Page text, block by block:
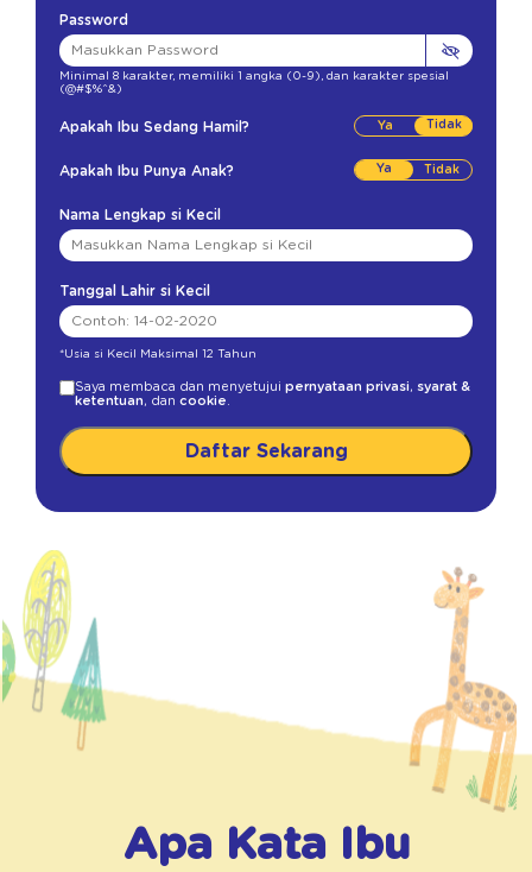
Password
Minimal 8 karakter, memiliki 1 angka (0-9) , dan karakter spesial
(@#$%^&)
Apakah Ibu Sedang Hamil? Tidak
Apakah Ibu Punya Anak? Ya
Nama Lengkap si Kecil
Tanggal Lahir si Kecil
*Usia si Kecil Maksimal 12 Tahun
Saya membaca dan menyetujui pernyataan privasi, syarat &
ketentuan, dan cookie
Daftar Sekarang
Apa Kata Ibu